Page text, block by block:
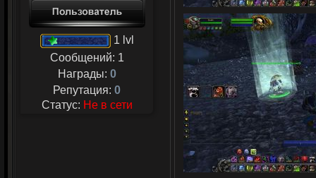
1 lvl
Сообщений: 1
Награды: 0
Репутация: 0
Статус: Не в сети